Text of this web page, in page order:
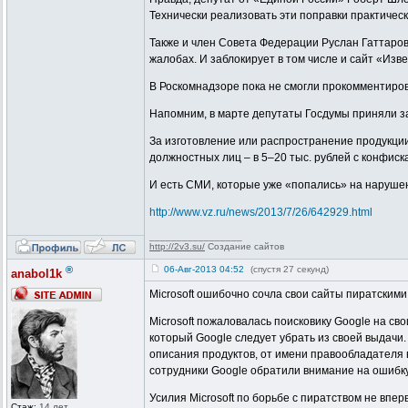
Технически реализовать эти поправки
Также и член Совета Федерации Руслан
жалобах. И заблокирует в том числе и сайт
В Роскомнадзоре пока не смогли
Напомним, в марте депутаты Госдумы приняли
За изготовление или распространение
должностных лиц – в 5–20 тыс. рублей с
И есть СМИ, которые уже «попались» на
http://www.vz.ru/news/2013/7/26/642929.html
http://2v3.su/ Создание сайтов
anabol1k ® 06-Авг-2013 04:52 (спустя 27 секунд)
Microsoft ошибочно сочла свои сайты пиратскими
Microsoft пожаловалась поисковику Google на
который Google следует убрать из своей
описания продуктов, от имени
сотрудники Google обратили внимание на
Усилия Microsoft по борьбе с пиратством не